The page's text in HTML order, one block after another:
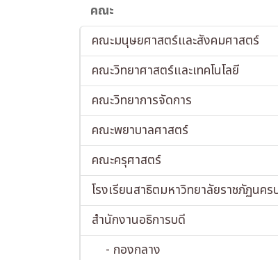
คณะ
คณะมนุษยศาสตร์และสังคมศาสตร์
คณะวิทยาศาสตร์และเทคโนโลยี
คณะวิทยาการจัดการ
คณะพยาบาลศาสตร์
คณะครุศาสตร์
โรงเรียนสาธิตมหาวิทยาลัยราชภัฏนคร
สำนักงานอธิการบดี
- กองกลาง